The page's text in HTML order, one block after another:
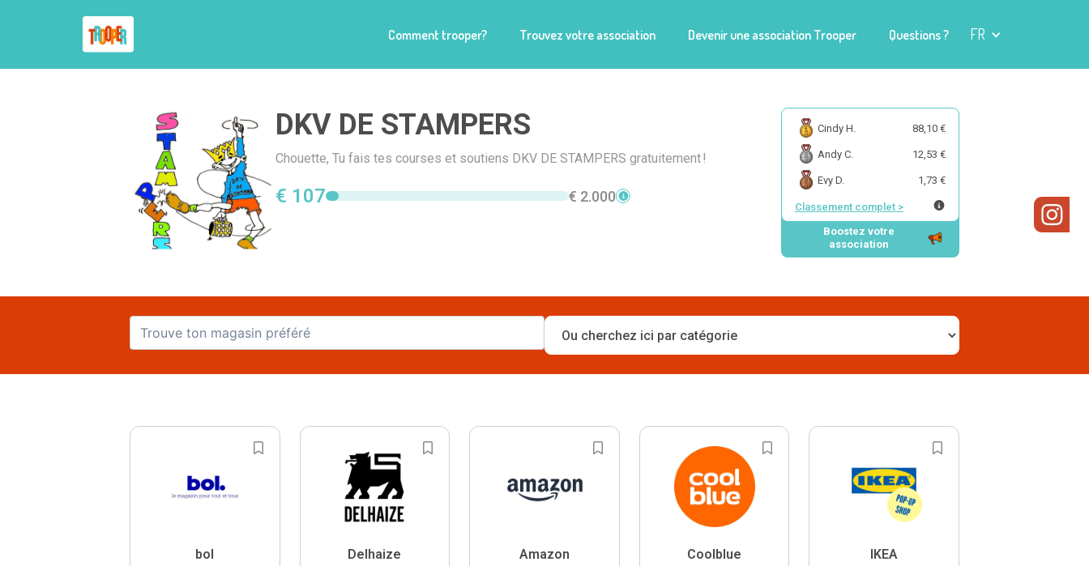
Comment trooper? Trouvez votre association Devenir une association Trooper Questions ? FR
DKV DE STAMPERS
Chouette, Tu fais tes courses et soutiens DKV DE STAMPERS gratuitement !
€ 107 € 2.000
Cindy H. 88,10 €
Andy C. 12,53 €
Evy D. 1,73 €
Classement complet >
Boostez votre
association
bol Delhaize Amazon Coolblue IKEA